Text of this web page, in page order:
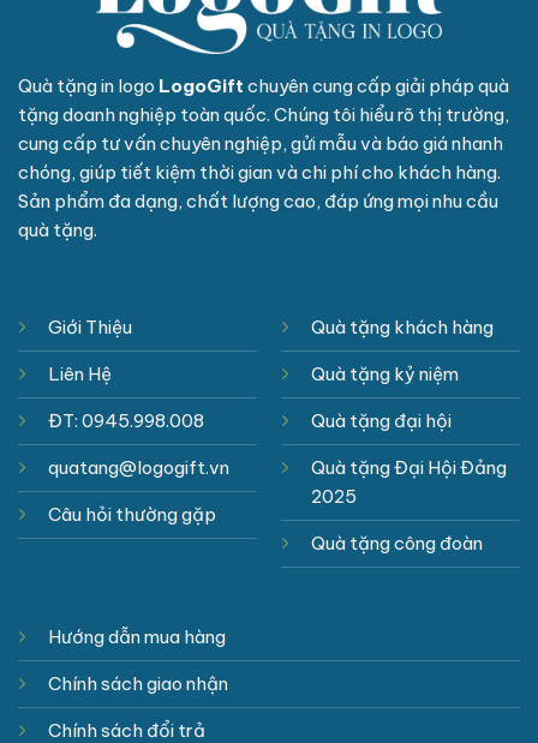
Quà tặng in logo LogoGift chuyên cung cấp giải pháp quà
tặng doanh nghiệp toàn quốc. Chúng tôi hiểu rõ thị trường,
cung cấp tư vấn chuyên nghiệp, gửi mẫu và báo giá nhanh
chóng, giúp tiết kiệm thời gian và chi phí cho khách hàng.
Sản phẩm đa dạng, chất lượng cao, đáp ứng mọi nhu cầu
quà tặng.
Giới Thiệu
Liên Hệ
ĐT: 0945.998.008
quatang@logogift.vn
Câu hỏi thường gặp
Quà tặng khách hàng
Quà tặng kỷ niệm
Quà tặng đại hội
Quà tặng Đại Hội Đảng
2025
Quà tặng công đoàn
Hướng dẫn mua hàng
Chính sách giao nhận
Chính sách đổi trả